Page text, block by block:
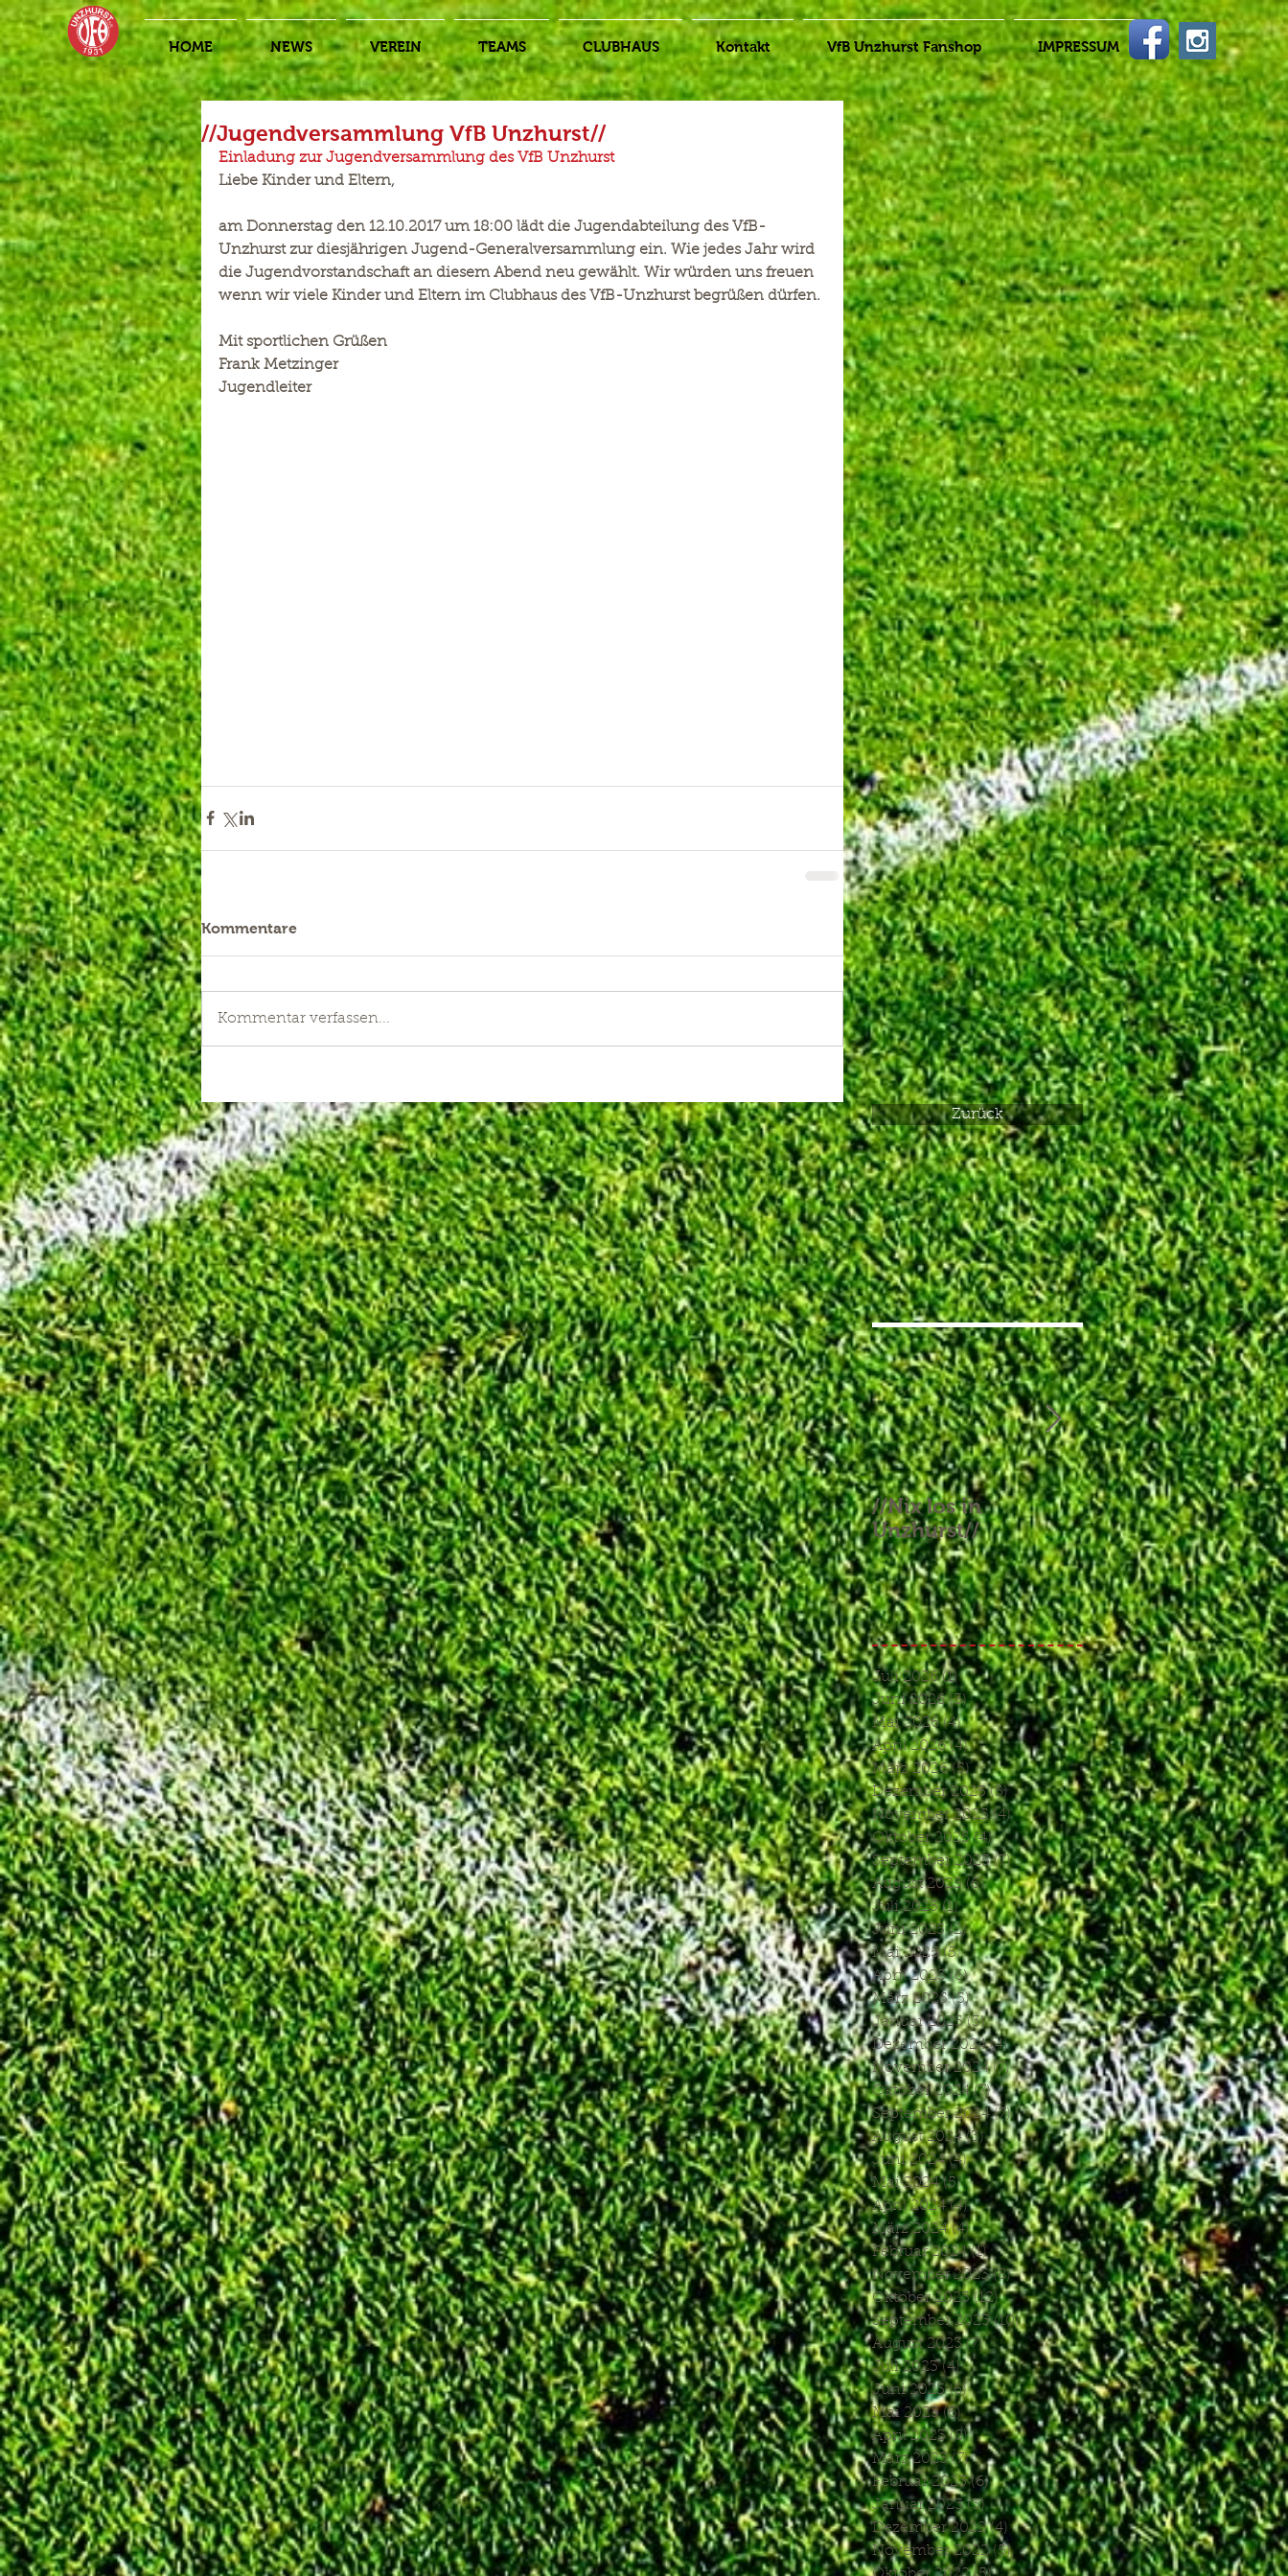
HOME NEWS VEREIN TEAMS CLUBHAUS Kontakt VfB Unzhurst Fanshop IMPRESSUM
//Jugendversammlung VfB Unzhurst//
Einladung zur Jugendversammlung des VfB Unzhurst
Liebe Kinder und Eltern,
am Donnerstag den 12.10.2017 um 18:00 lädt die Jugendabteilung des VfB-
Unzhurst zur diesjährigen Jugend-Generalversammlung ein. Wie jedes Jahr wird
die Jugendvorstandschaft an diesem Abend neu gewählt. Wir würden uns freuen
wenn wir viele Kinder und Eltern im Clubhaus des VfB-Unzhurst begrüßen dürfen.
Mit sportlichen Grüßen
Frank Metzinger
Jugendleiter
Kommentare
Kommentar verfassen...
Zurück
//Nix los in
Unzhurst//
//Aufgebrauchtes
Glück und ein
Endspiel, das keines
war//
Juli 2026 (1)1 Beitrag
Juni 2026 (3)3 Beiträge
Mai 2026 (4)4 Beiträge
April 2026 (4)4 Beiträge
März 2026 (5)5 Beiträge
Dezember 2025 (5)5 Beiträge
November 2025 (4)4 Beiträge
Oktober 2025 (4)4 Beiträge
September 2025 (7)7 Beiträge
August 2025 (6)6 Beiträge
Juli 2025 (1)1 Beitrag
Juni 2025 (2)2 Beiträge
Mai 2025 (5)5 Beiträge
April 2025 (6)6 Beiträge
März 2025 (5)5 Beiträge
Januar 2025 (3)3 Beiträge
Dezember 2024 (4)4 Beiträge
November 2024 (7)7 Beiträge
Oktober 2024 (7)7 Beiträge
September 2024 (7)7 Beiträge
August 2024 (3)3 Beiträge
Juni 2024 (4)4 Beiträge
Mai 2024 (5)5 Beiträge
April 2024 (4)4 Beiträge
März 2024 (4)4 Beiträge
Februar 2024 (1)1 Beitrag
November 2023 (8)8 Beiträge
Oktober 2023 (12)12 Beiträge
September 2023 (10)10 Beiträge
August 2023 (7)7 Beiträge
Juli 2023 (4)4 Beiträge
Juni 2023 (6)6 Beiträge
Mai 2023 (6)6 Beiträge
April 2023 (8)8 Beiträge
März 2023 (7)7 Beiträge
Februar 2023 (6)6 Beiträge
Januar 2023 (3)3 Beiträge
Dezember 2022 (4)4 Beiträge
November 2022 (5)5 Beiträge